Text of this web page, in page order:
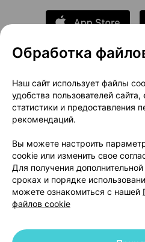
О проекте
Размещение рекламы
Публичный
Способы оплаты
Написать
Написать в
Персональные
Обработка
Наш сайт использует файлы
удобства пользователей
статистики и предоставления
рекомендаций.
Вы можете настроить
cookie или изменить свое
Для получения
сроках и порядке
можете ознакомиться с нашей
файлов cookie